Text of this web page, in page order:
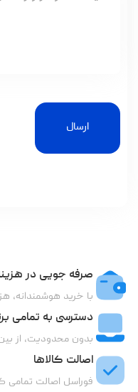
ارسال
صرفه جویی در
با خرید هوشمندانه،
دسترسی به تمامی
بدون محدودیت، از
اصالت کالاها
فوراسل اصالت تمامی